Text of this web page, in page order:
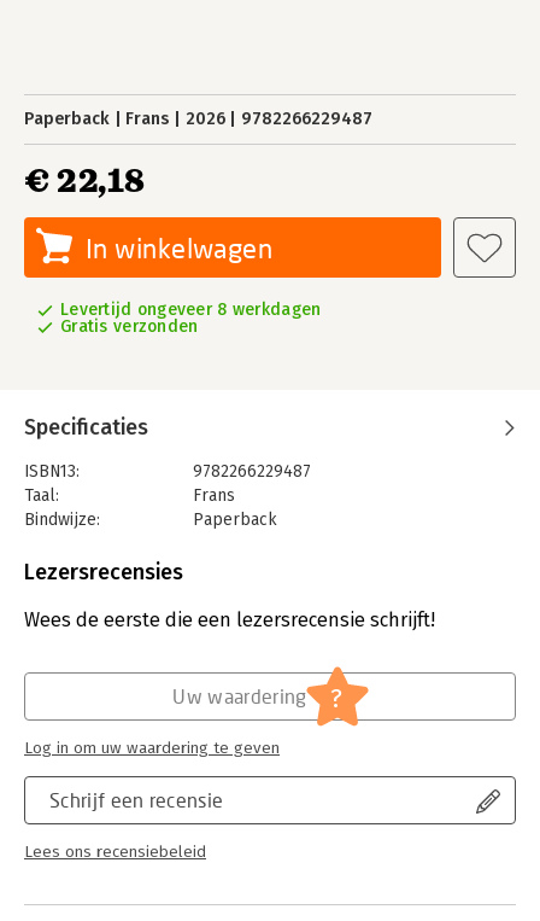
Paperback Frans 2026 9782266229487
€ 22,18
In winkelwagen
Levertijd ongeveer 8 werkdagen
Gratis verzonden
Specificaties
ISBN13:
9782266229487
Taal:
Frans
Bindwijze:
Paperback
Uitgever:
Lezersrecensies
Wees de eerste die een lezersrecensie schrijft!
Schrijf een recensie
Lees ons recensiebeleid
Uw waardering ?
Log in om uw waardering te geven